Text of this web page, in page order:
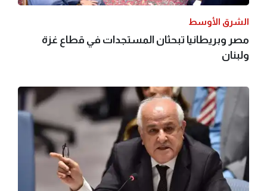
الشرق الأوسط
مصر وبريطانيا تبحثان المستجدات في قطاع غزة
ولبنان